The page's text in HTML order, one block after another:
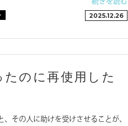
2025.12.26
たのに再使用した
その人に助けを受けさせることが、